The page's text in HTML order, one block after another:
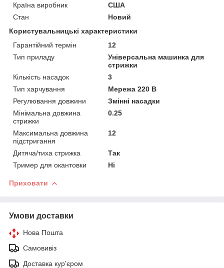
Країна виробник
США
Стан
Новий
Користувальницькі характеристики
Гарантійний термін
12
Тип приладу
Універсальна машинка для
стрижки
Кількість насадок
3
Тип харчування
Мережа 220 В
Регулювання довжини
Змінні насадки
Мінімальна довжина
стрижки
0.25
Максимальна довжина
підстригання
12
Дитяча/тиха стрижка
Так
Тример для окантовки
Ні
Приховати
Умови доставки
Нова Пошта
Самовивіз
Доставка кур'єром